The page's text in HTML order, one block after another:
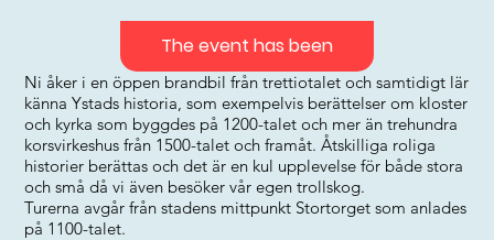
Ni åker i en öppen brandbil från trettiotalet och samtidigt lär
känna Ystads historia, som exempelvis berättelser om kloster
och kyrka som byggdes på 1200-talet och mer än trehundra
korsvirkeshus från 1500-talet och framåt. Åtskilliga roliga
historier berättas och det är en kul upplevelse för både stora
och små då vi även besöker vår egen trollskog.
Turerna avgår från stadens mittpunkt Stortorget som anlades
på 1100-talet.
The event has been